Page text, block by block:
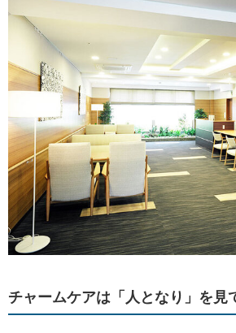
チャームケアは「人となり」を見